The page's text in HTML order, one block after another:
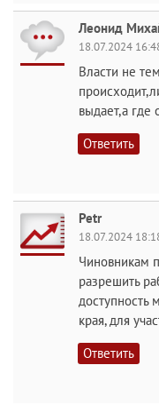
Леонид
18.07.2024
Власти не
выдает,а где
Ответить
Petr
18.07.2024
Чиновникам
разрешить
края, для
Ответить